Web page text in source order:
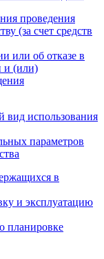
проведения
(за счет средств
или об отказе в
и (или)
вид использования
параметров
в
и эксплуатацию
планировке